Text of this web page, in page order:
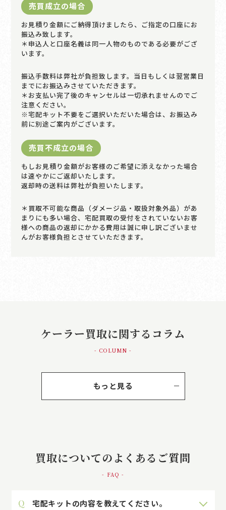
売買成立の場合
お見積り金額にご納得頂けましたら、ご指定の口座にお
振込み致します。
＊申込人と口座名義は同一人物のものである必要がござ
います。
振込手数料は弊社が負担致します。当日もしくは翌営業日
までにお振込みさせていただきます。
＊お支払い完了後のキャンセルは一切承れませんのでご
注意ください。
※宅配キット不要をご選択いただいた場合は、お振込み
前に別途ご案内がございます。
売買不成立の場合
もしお見積り金額がお客様のご希望に添えなかった場合
は速やかにご返却いたします。
返却時の送料は弊社が負担いたします。
＊買取不可能な商品（ダメージ品・取扱対象外品）があ
まりにも多い場合、宅配買取の受付をされていないお客
様への商品の返却にかかる費用は誠に申し訳ございませ
んがお客様負担とさせていただきます。
ケーラー買取に関するコラム
- COLUMN -
もっと見る
買取についてのよくあるご質問
- FAQ -
Q 宅配キットの内容を教えてください。